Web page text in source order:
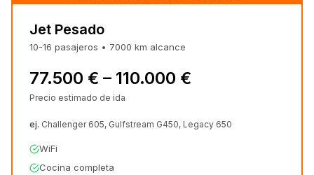
Jet Pesado
10-16 pasajeros • 7000 km alcance
77.500 € – 110.000 €
Precio estimado de ida
ej. Challenger 605, Gulfstream G450, Legacy 650
WiFi
Cocina completa